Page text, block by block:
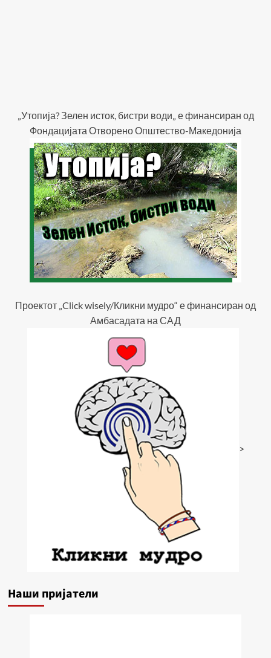
„Утопија? Зелен исток, бистри води„ е финансиран од
Фондацијата Отворено Општество-Македонија
Проектот „Click wisely/Кликни мудро“ е финансиран од
Амбасадата на САД
>
Наши пријатели